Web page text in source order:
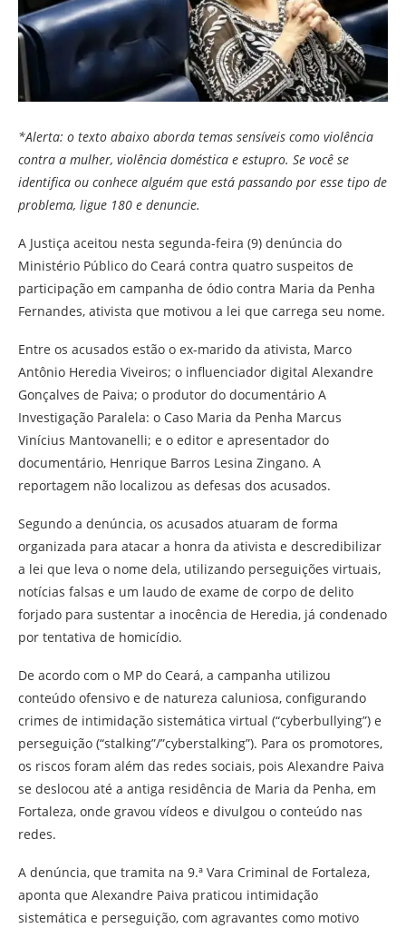
*Alerta: o texto abaixo aborda temas sensíveis como violência
contra a mulher, violência doméstica e estupro. Se você se
identifica ou conhece alguém que está passando por esse tipo de
problema, ligue 180 e denuncie.
A Justiça aceitou nesta segunda-feira (9) denúncia do
Ministério Público do Ceará contra quatro suspeitos de
participação em campanha de ódio contra Maria da Penha
Fernandes, ativista que motivou a lei que carrega seu nome.
Entre os acusados estão o ex-marido da ativista, Marco
Antônio Heredia Viveiros; o influenciador digital Alexandre
Gonçalves de Paiva; o produtor do documentário A
Investigação Paralela: o Caso Maria da Penha Marcus
Vinícius Mantovanelli; e o editor e apresentador do
documentário, Henrique Barros Lesina Zingano. A
reportagem não localizou as defesas dos acusados.
Segundo a denúncia, os acusados atuaram de forma
organizada para atacar a honra da ativista e descredibilizar
a lei que leva o nome dela, utilizando perseguições virtuais,
notícias falsas e um laudo de exame de corpo de delito
forjado para sustentar a inocência de Heredia, já condenado
por tentativa de homicídio.
De acordo com o MP do Ceará, a campanha utilizou
conteúdo ofensivo e de natureza caluniosa, configurando
crimes de intimidação sistemática virtual (“cyberbullying”) e
perseguição (“stalking”/”cyberstalking”). Para os promotores,
os riscos foram além das redes sociais, pois Alexandre Paiva
se deslocou até a antiga residência de Maria da Penha, em
Fortaleza, onde gravou vídeos e divulgou o conteúdo nas
redes.
A denúncia, que tramita na 9.ª Vara Criminal de Fortaleza,
aponta que Alexandre Paiva praticou intimidação
sistemática e perseguição, com agravantes como motivo